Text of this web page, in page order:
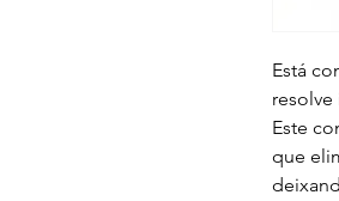
Está
resolve
Este
que